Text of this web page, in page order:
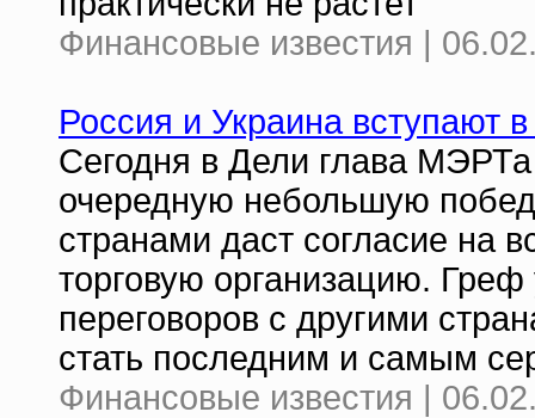
Финансовые известия |
Россия и Украина вступают
Сегодня в Дели глава
очередную небольшую
странами даст согласие на
торговую организацию.
переговоров с другими
стать последним и самым
Финансовые известия |